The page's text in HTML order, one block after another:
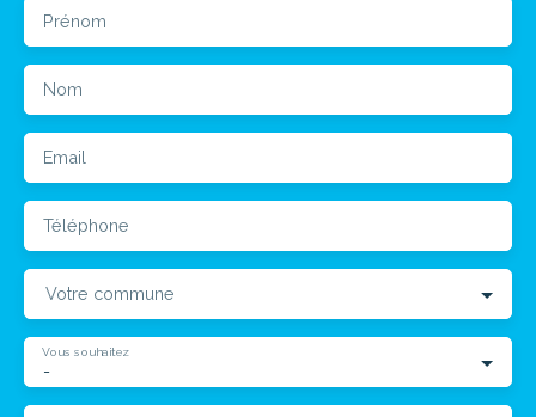
Prénom
Nom
Email
Téléphone
Votre commune
-
Vous souhaitez